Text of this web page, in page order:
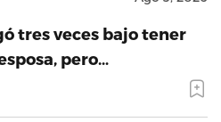
tres veces bajo tener
pero…